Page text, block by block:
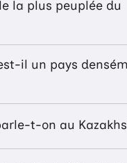
la plus peuplée du
il un pays
t-on au